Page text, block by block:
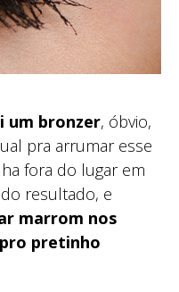
um bronzer, óbvio,
pra arrumar esse
fora do lugar em
resultado, e
marrom nos
pretinho